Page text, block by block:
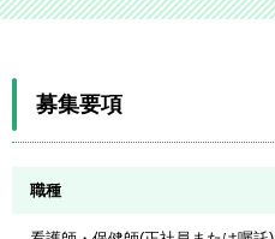
募集要項
職種